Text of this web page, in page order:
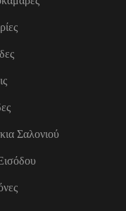
Σαλονιού